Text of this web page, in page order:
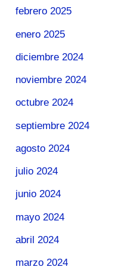
febrero 2025
enero 2025
diciembre 2024
noviembre 2024
octubre 2024
septiembre 2024
agosto 2024
julio 2024
junio 2024
mayo 2024
abril 2024
marzo 2024